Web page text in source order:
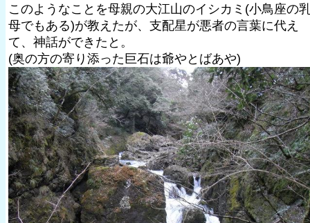
このようなことを母親の大江山のイシカミ(小鳥座の
母でもある)が教えたが、支配星が悪者の言葉に代え
て、神話ができたと。
(奥の方の寄り添った巨石は爺やとばあや)